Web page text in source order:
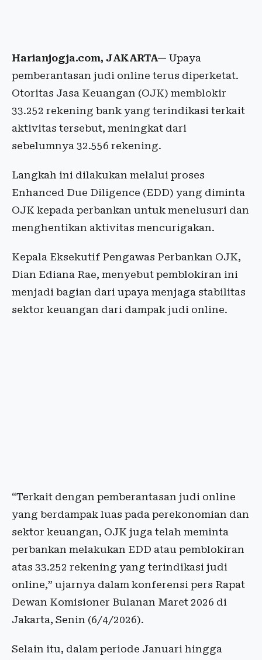
Harianjogja.com, JAKARTA— Upaya
pemberantasan judi online terus diperketat.
Otoritas Jasa Keuangan (OJK) memblokir
33.252 rekening bank yang terindikasi terkait
aktivitas tersebut, meningkat dari
sebelumnya 32.556 rekening.
Langkah ini dilakukan melalui proses
Enhanced Due Diligence (EDD) yang diminta
OJK kepada perbankan untuk menelusuri dan
menghentikan aktivitas mencurigakan.
Kepala Eksekutif Pengawas Perbankan OJK,
Dian Ediana Rae, menyebut pemblokiran ini
menjadi bagian dari upaya menjaga stabilitas
sektor keuangan dari dampak judi online.
“Terkait dengan pemberantasan judi online
yang berdampak luas pada perekonomian dan
sektor keuangan, OJK juga telah meminta
perbankan melakukan EDD atau pemblokiran
atas 33.252 rekening yang terindikasi judi
online,” ujarnya dalam konferensi pers Rapat
Dewan Komisioner Bulanan Maret 2026 di
Jakarta, Senin (6/4/2026).
Selain itu, dalam periode Januari hingga